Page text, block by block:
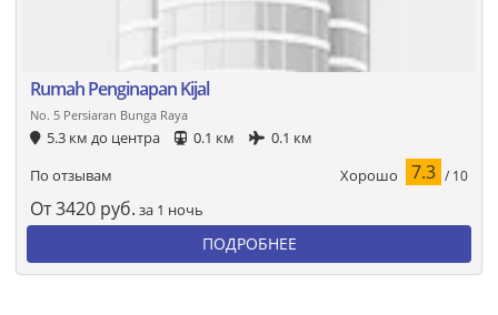
Rumah Penginapan Kijal
No. 5 Persiaran Bunga Raya
5.3 км до центра 0.1 км
0.1 км
По отзывам
Хорошо 7.3 / 10
От3420 руб. за 1 ночь
ПОДРОБНЕЕ